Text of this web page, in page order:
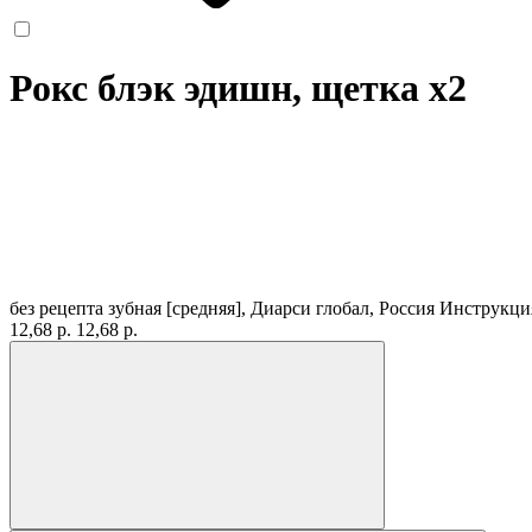
Рокс блэк эдишн, щетка x2
без рецепта зубная [средняя], Диарси глобал, Россия
12,68 р. 12,68 р.